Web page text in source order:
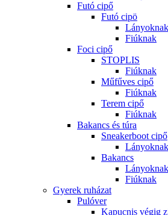
Futó cipő
Futó cipö
Lányoknak
Fiúknak
Foci cipő
STOPLIS
Fiúknak
Műfűves cipő
Fiúknak
Terem cipő
Fiúknak
Bakancs és túra
Sneakerboot cipő
Lányoknak
Bakancs
Lányoknak
Fiúknak
Gyerek ruházat
Pulóver
Kapucnis végig